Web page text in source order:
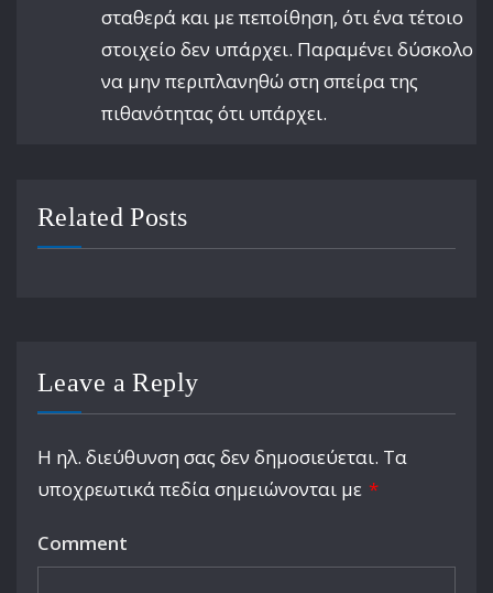
σταθερά και με πεποίθηση, ότι ένα τέτοιο
στοιχείο δεν υπάρχει. Παραμένει δύσκολο
να μην περιπλανηθώ στη σπείρα της
πιθανότητας ότι υπάρχει.
Related Posts
Leave a Reply
Η ηλ. διεύθυνση σας δεν δημοσιεύεται. Τα
υποχρεωτικά πεδία σημειώνονται με *
Comment